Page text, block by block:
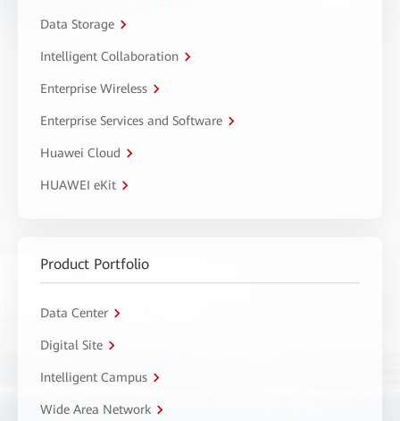
Data Storage
Intelligent Collaboration
Enterprise Wireless
Enterprise Services and Software
Huawei Cloud
HUAWEI eKit
Product Portfolio
Data Center
Digital Site
Intelligent Campus
Wide Area Network